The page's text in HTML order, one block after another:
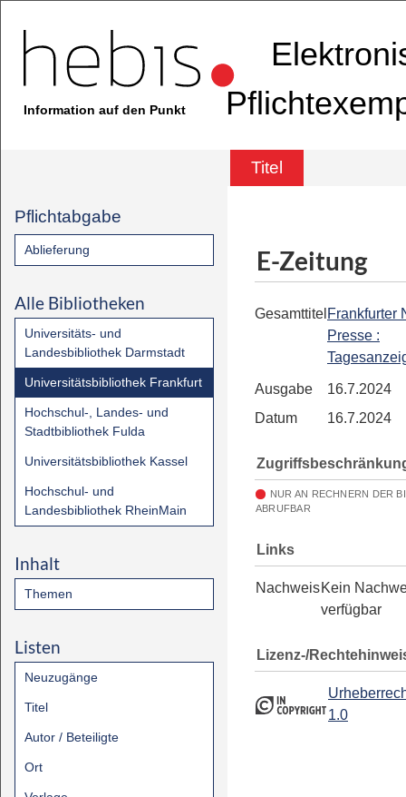
Information auf den Punkt
Titel
Pflichtabgabe
Ablieferung
Alle Bibliotheken
Universitäts- und
Landesbibliothek Darmstadt
Universitätsbibliothek Frankfurt
Hochschul-, Landes- und
Stadtbibliothek Fulda
Universitätsbibliothek Kassel
Hochschul- und
Landesbibliothek RheinMain
Inhalt
Themen
Listen
Neuzugänge
Titel
Autor / Beteiligte
Ort
E-Zeitung
Gesamttitel Frankfurter
Presse :
Ausgabe
16.7.2024
Datum
16.7.2024
NUR AN RECHNERN DER
ABRUFBAR
Links
NachweisKein
verfügbar
Lizenz-/
1.0